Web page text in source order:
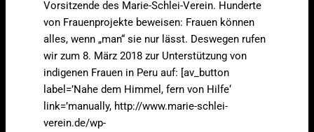
Vorsitzende des Marie-Schlei-Verein. Hunderte
von Frauenprojekte beweisen: Frauen können
alles, wenn „man“ sie nur lässt. Deswegen rufen
wir zum 8. März 2018 zur Unterstützung von
indigenen Frauen in Peru auf: [av_button
label=’Nahe dem Himmel, fern von Hilfe‘
link=’manually, http://www.marie-schlei-
verein.de/wp-